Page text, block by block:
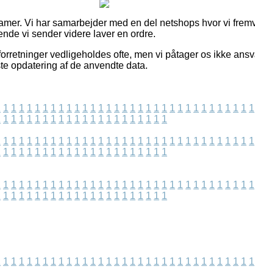
Vi har samarbejder med en del netshops hvor vi
vi sender videre laver en ordre.
vedligeholdes ofte, men vi påtager os ikke
opdatering af de anvendte data.
1 1 1 1 1 1 1 1 1 1 1 1 1 1 1 1 1 1 1 1 1 1 1 1 1 1 1 1 1 1 1 1
1 1 1 1 1 1 1 1 1 1 1 1 1 1 1 1 1 1 1 1 1
1 1 1 1 1 1 1 1 1 1 1 1 1 1 1 1 1 1 1 1 1 1 1 1 1 1 1 1 1 1 1 1
1 1 1 1 1 1 1 1 1 1 1 1 1 1 1 1 1 1 1 1 1
1 1 1 1 1 1 1 1 1 1 1 1 1 1 1 1 1 1 1 1 1 1 1 1 1 1 1 1 1 1 1 1
1 1 1 1 1 1 1 1 1 1 1 1 1 1 1 1 1 1 1 1 1
1 1 1 1 1 1 1 1 1 1 1 1 1 1 1 1 1 1 1 1 1 1 1 1 1 1 1 1 1 1 1 1